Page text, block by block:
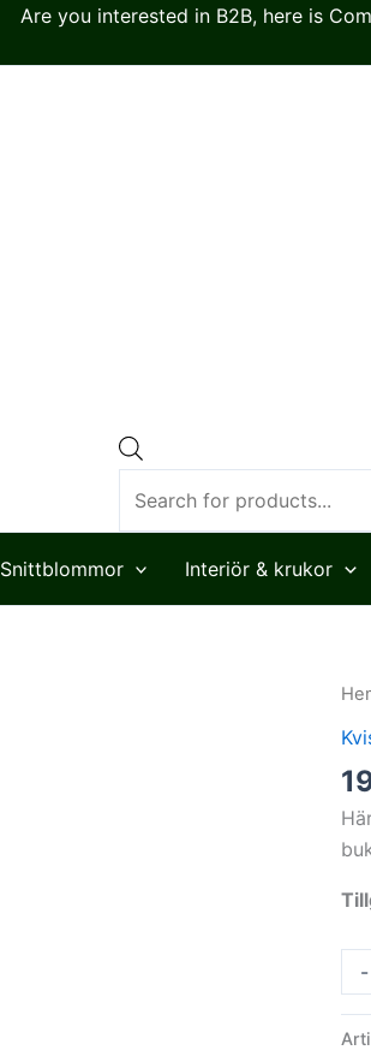
Are you interested in B2B, here is
Snittblommor Interiör & krukor
-
70
cm